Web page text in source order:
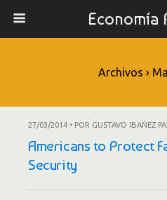
Economía
Archivos ›
27/03/2014 • POR GUSTAVO IBAÑEZ
Americans to Protect
Security